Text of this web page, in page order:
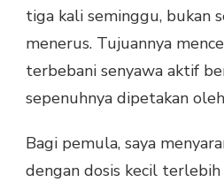
tiga kali seminggu, bukan
menerus. Tujuannya
terbebani senyawa aktif
sepenuhnya dipetakan
Bagi pemula, saya
dengan dosis kecil